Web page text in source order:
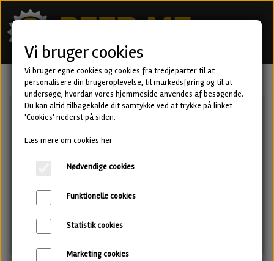
Vi bruger cookies
Vi bruger egne cookies og cookies fra tredjeparter til at
personalisere din brugeroplevelse, til markedsføring og til at
undersøge, hvordan vores hjemmeside anvendes af besøgende.
Du kan altid tilbagekalde dit samtykke ved at trykke på linket
'Cookies' nederst på siden.
Læs mere om cookies her
Nødvendige cookies
Funktionelle cookies
Statistik cookies
Marketing cookies